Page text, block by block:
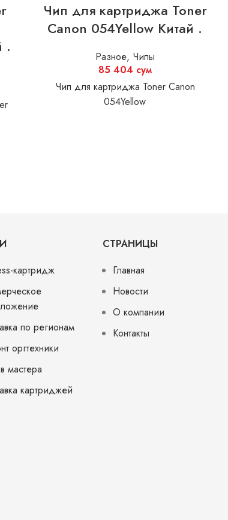
.
Чип для картриджа Toner
Canon 054Yellow Китай .
Разное, Чипы
85 404 сум
Чип для картриджа Toner Canon
054Yellow
картридж
по регионам
оргтехники
мастера
картриджей
СТРАНИЦЫ
Главная
Новости
О компании
Контакты